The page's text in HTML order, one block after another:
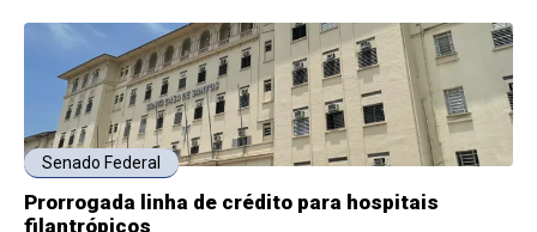
Senado Federal
Prorrogada linha de crédito para hospitais
filantrópicos